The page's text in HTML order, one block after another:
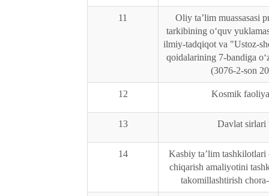
11
Oliy taʼlim muassasasi
tarkibining o‘quv
ilmiy-tadqiqot va "Ustoz-
qoidalarining 7-bandiga
(3076-2-son
12 Kosmik
13 Davlat sirlari
14
Kasbiy ta’lim
chiqarish amaliyotini
takomillashtirish